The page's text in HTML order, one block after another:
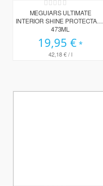
Rating:
0%
MEGUIARS ULTIMATE
INTERIOR SHINE PROTECTANT
473ML
19,95 €
42,18 €/ l